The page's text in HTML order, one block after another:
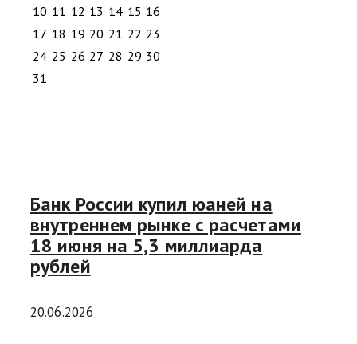
10 11 12 13 14 15 16
17 18 19 20 21 22 23
24 25 26 27 28 29 30
31
Банк России купил юаней на
внутреннем рынке с расчетами
18 июня на 5,3 миллиарда
рублей
20.06.2026